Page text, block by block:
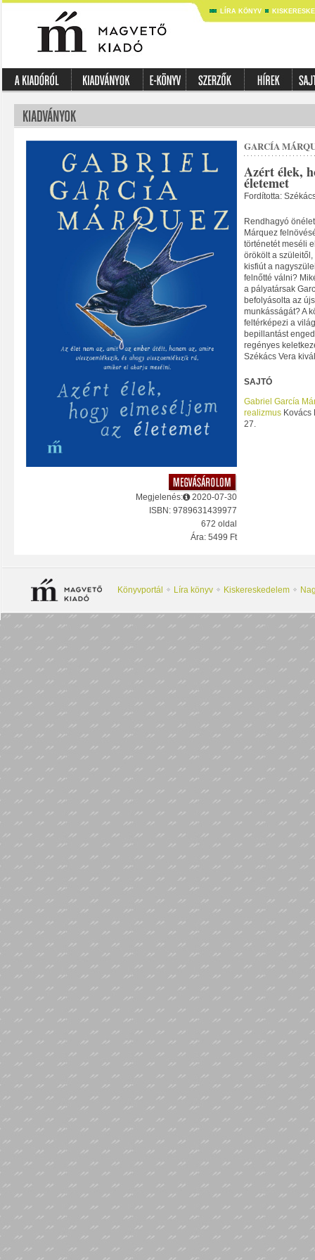
LÍRA KÖNYV
Megjelenés:
2020-07-30
ISBN: 9789631439977
672 oldal
Ára: 5499 Ft
GARCÍA
Azért élek,
életemet
Fordította:
Rendhagyó
Márquez
történetét meséli
örökölt a
kisfiút a
felnőtté válni?
a pályatársak
befolyásolta az
munkásságát? A
feltérképezi a
bepillantást
regényes
Székács Vera
SAJTÓ
Gabriel García
realizmus Kovács
27.
Könyvportál Líra könyv Kiskereskedelem